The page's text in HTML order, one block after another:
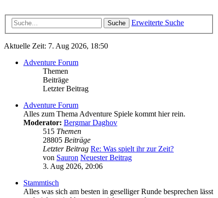
Suche Erweiterte Suche
Aktuelle Zeit: 7. Aug 2026, 18:50
Adventure Forum
Themen
Beiträge
Letzter Beitrag
Adventure Forum
Alles zum Thema Adventure Spiele kommt hier rein.
Moderator: Bergmar Daghov
515 Themen
28805 Beiträge
Letzter Beitrag Re: Was spielt ihr zur Zeit?
von Sauron Neuester Beitrag
3. Aug 2026, 20:06
Stammtisch
Alles was sich am besten in geselliger Runde besprechen lässt